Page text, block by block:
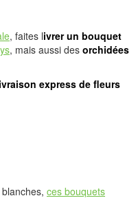
, faites livrer un bouquet
, mais aussi des orchidées
express de fleurs
ces bouquets